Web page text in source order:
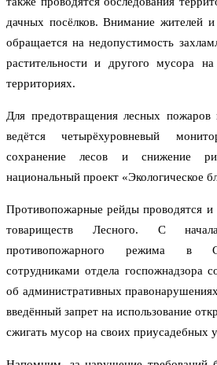
дачных посёлков. Внимание жителей и
обращается на недопустимость
растительности и другого мусора
территориях.
Для предотвращения лесных пожаров
ведётся четырёхуровневый
сохранение лесов и снижение
национальный проект «Экологическое
Противопожарные рейды проводятся и
товариществ Лесного. С
противопожарного режима в
сотрудниками отдела госпожнадзора
об административных
введённый запрет на использование
сжигать мусор на своих приусадебных